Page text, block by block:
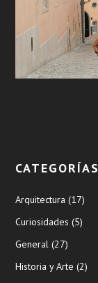
CATEGORÍAS
Arquitectura (17)
Curiosidades (5)
General (27)
Historia y Arte (2)